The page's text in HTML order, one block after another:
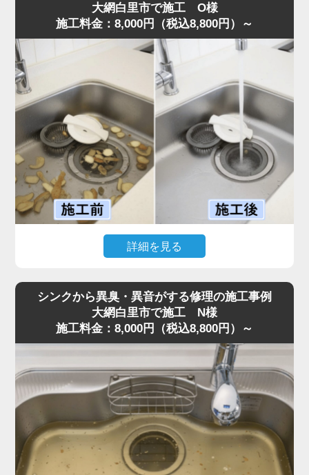
確認すると、第1槽のバスケットには生ゴミが溢れ、第2槽
には油脂が層状に固着。さらに、気化した油が排水管上部
に膜を作り、流れを完全に塞いでいる状態でした。
また、異物が第3槽まで通過しており、油分と絡み合って
大きな固まりを作っていたことも詰まりの原因です。
これまでの施工経験から通常清掃では不十分と判断し、業
務用高圧洗浄機で排水管からグリストラップ内部まで徹底
洗浄。油脂と蓄積した汚れをすべて除去し、排水が一気に
改善しました。
お客様からは「明朗会計で追加料金もなく安心できた」と
評価をいただきました。
グリストラップは汚れが蓄積しやすく、放置すると悪臭・
大網白里市で施工 O様
施工料金：8,000円（税込8,800円）～
詳細を見る
い」とのご相談で、水道の達人へ最短即日でご依頼いただ
現場を確認すると、粉砕しきれなかった野菜くずが内部に
詰まり、油脂や洗剤カスと固まって硬い塊になっていまし
た。さらに無理に運転を続けたことでモーター負荷が上昇
し、安全装置が作動して停止していた状態です。
専門知識をもとに内部分解を行い、詰まりを丁寧に除去。
排水トラップにも油脂が蓄積していたため、同時にクリー
ニングしました。作業は約40分で完了し動作もスムーズに
復旧しました。
「明朗会計で安心できた」との評価をいただきました。
シンクから異臭・異音がする修理の施工事例
大網白里市で施工 N様
施工料金：8,000円（税込8,800円）～